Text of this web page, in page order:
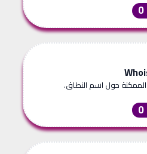
0
حول اسم النطاق.
0